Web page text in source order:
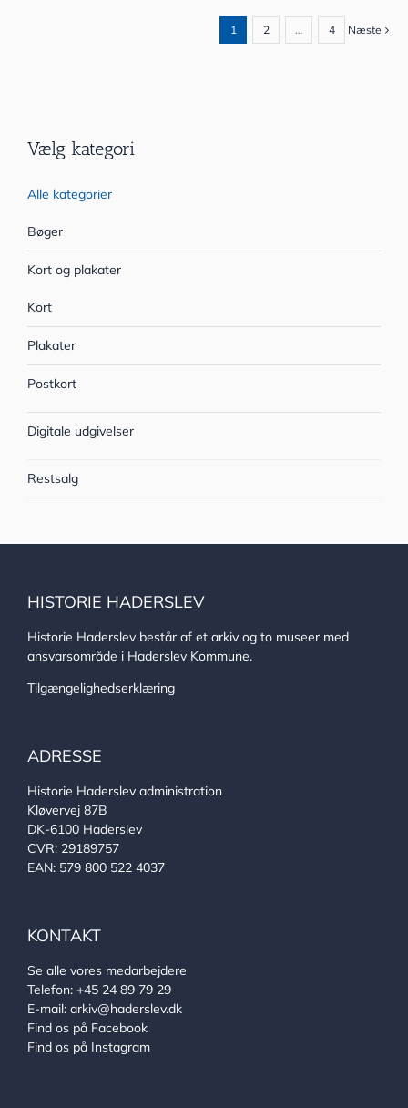
1 2 … 4 Næste
Vælg kategori
Alle kategorier
Bøger
Kort og plakater
Kort
Plakater
Postkort
Digitale udgivelser
Restsalg
HISTORIE HADERSLEV
Historie Haderslev består af et arkiv og to museer med
ansvarsområde i Haderslev Kommune.
Tilgængelighedserklæring
ADRESSE
Historie Haderslev administration
Kløvervej 87B
DK-6100 Haderslev
CVR: 29189757
EAN: 579 800 522 4037
KONTAKT
Se alle vores medarbejdere
Telefon: +45 24 89 79 29
E-mail: arkiv@haderslev.dk
Find os på Facebook
Find os på Instagram